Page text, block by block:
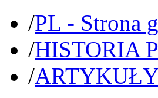
/PL - Strona
/HISTORIA
/